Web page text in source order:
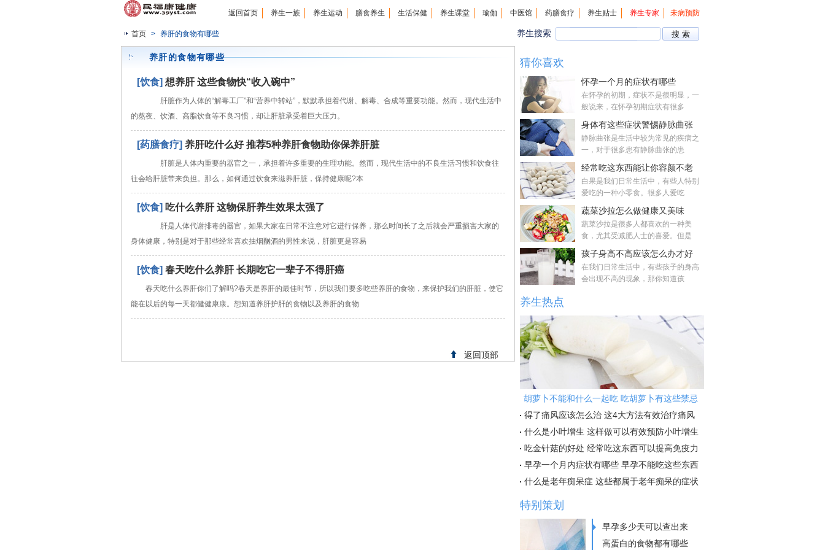
返回首页 养生一族 养生运动 膳食养生 生活保健 养生课堂 瑜伽 中医馆 药膳食疗 养生贴士 养生专家 未病预防
养生搜索
首页 > 养肝的食物有哪些
养肝的食物有哪些
[饮食] 想养肝 这些食物快“收入碗中”
肝脏作为人体的“解毒工厂”和“营养中转站”，默默承担着代谢、解毒、合成等重要功能。然而，现代生活中
的熬夜、饮酒、高脂饮食等不良习惯，却让肝脏承受着巨大压力。
[药膳食疗] 养肝吃什么好 推荐5种养肝食物助你保养肝脏
肝脏是人体内重要的器官之一，承担着许多重要的生理功能。然而，现代生活中的不良生活习惯和饮食往
往会给肝脏带来负担。那么，如何通过饮食来滋养肝脏，保持健康呢?本
[饮食] 吃什么养肝 这物保肝养生效果太强了
肝是人体代谢排毒的器官，如果大家在日常不注意对它进行保养，那么时间长了之后就会严重损害大家的
身体健康，特别是对于那些经常喜欢抽烟酗酒的男性来说，肝脏更是容易
[饮食] 春天吃什么养肝 长期吃它一辈子不得肝癌
春天吃什么养肝你们了解吗?春天是养肝的最佳时节，所以我们要多吃些养肝的食物，来保护我们的肝脏，使它
能在以后的每一天都健健康康。想知道养肝护肝的食物以及养肝的食物
返回顶部
猜你喜欢
怀孕一个月的症状有哪些
在怀孕的初期，症状不是很明显，一
般说来，在怀孕初期症状有很多
身体有这些症状警惕静脉曲张
静脉曲张是生活中较为常见的疾病之
一，对于很多患有静脉曲张的患
经常吃这东西能让你容颜不老
白果是我们日常生活中，有些人特别
爱吃的一种小零食。很多人爱吃
蔬菜沙拉怎么做健康又美味
蔬菜沙拉是很多人都喜欢的一种美
食，尤其受减肥人士的喜爱。但是
孩子身高不高应该怎么办才好
在我们日常生活中，有些孩子的身高
会出现不高的现象，那你知道孩
养生热点
胡萝卜不能和什么一起吃 吃胡萝卜有这些禁忌
得了痛风应该怎么治 这4大方法有效治疗痛风
什么是小叶增生 这样做可以有效预防小叶增生
吃金针菇的好处 经常吃这东西可以提高免疫力
早孕一个月内症状有哪些 早孕不能吃这些东西
什么是老年痴呆症 这些都属于老年痴呆的症状
特别策划
早孕多少天可以查出来
高蛋白的食物都有哪些